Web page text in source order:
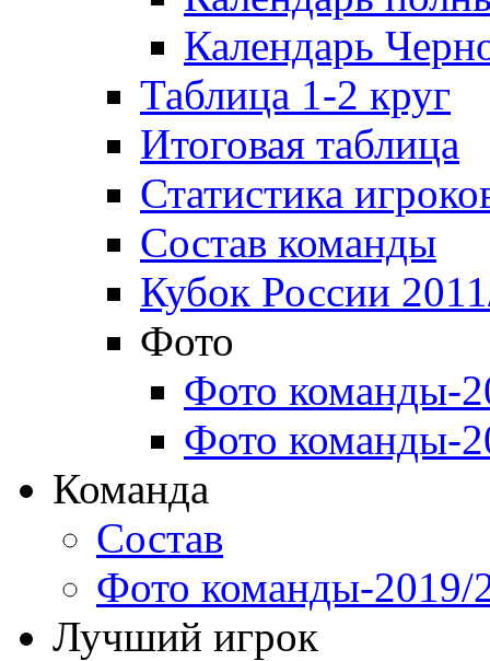
Календарь
Таблица 1-2 круг
Итоговая таблица
Статистика
Состав команды
Кубок России
Фото
Фото команды-
Фото команды-
Команда
Состав
Фото команды-2019/
Лучший игрок